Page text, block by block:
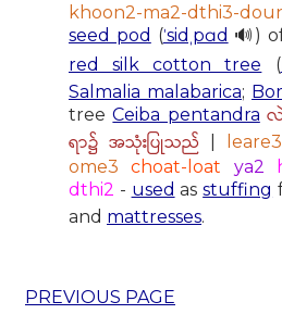
khoon2-ma2-dthi3-
seed pod (ˈsidˌpɑd 🔊)
red silk cotton tree (
Salmalia malabarica;
treeCeiba pentandra လဲ
ရာ၌ အသုံးပြုသည်
ome3
choat-loat ya2
dthi2 - used asstuffing
and mattresses.
PREVIOUS PAGE